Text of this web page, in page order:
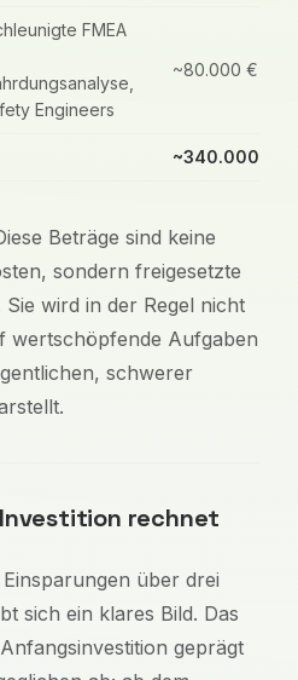
FMEA
Engineers
~80.000 €
~340.000 €
Beträge sind keine
sondern freigesetzte
wird in der Regel nicht
wertschöpfende Aufgaben
schwerer
rechnet
über drei
sich ein klares Bild. Das
geprägt